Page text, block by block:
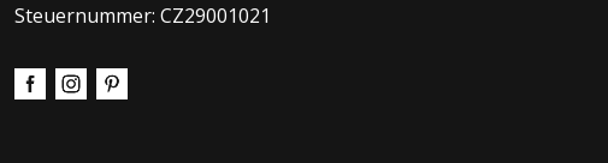
Steuernummer: CZ29001021